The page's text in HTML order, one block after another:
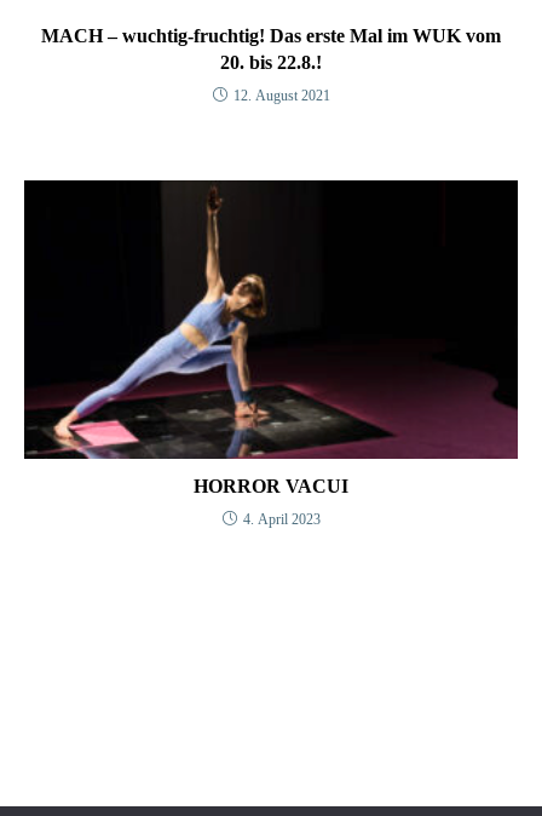
MACH – wuchtig-fruchtig! Das erste Mal im WUK vom
20. bis 22.8.!
12. August 2021
HORROR VACUI
4. April 2023